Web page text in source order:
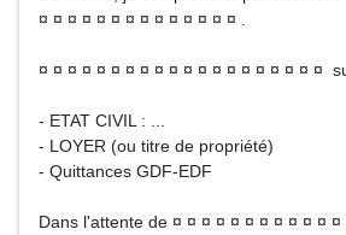
¤ ¤ ¤ ¤ ¤ ¤ ¤ ¤ ¤ ¤ ¤ ¤ ¤ ¤ .
¤ ¤ ¤ ¤ ¤ ¤ ¤ ¤ ¤ ¤ ¤ ¤ ¤ ¤ ¤ ¤ ¤ ¤ ¤ ¤
- ETAT CIVIL : ...
- LOYER (ou titre de propriété)
- Quittances GDF-EDF
Dans l'attente de ¤ ¤ ¤ ¤ ¤ ¤ ¤ ¤ ¤ ¤ ¤